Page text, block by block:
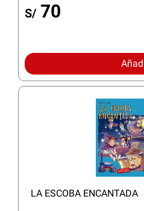
S/ 70
LA ESCOBA ENCANTADA